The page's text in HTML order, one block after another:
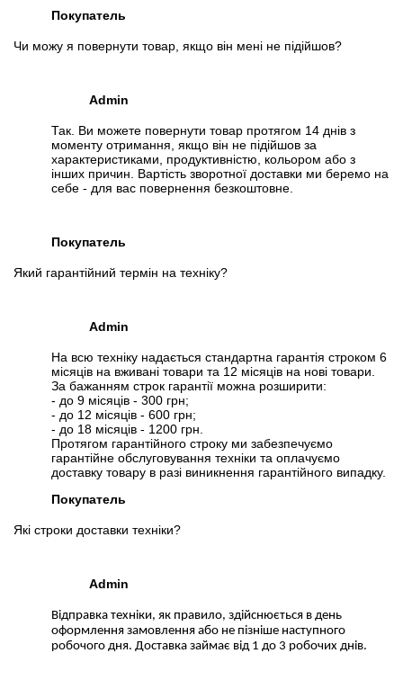
Покупатель
Чи можу я повернути товар, якщо він мені не підійшов?
Admin
Так. Ви можете повернути товар протягом 14 днів з
моменту отримання, якщо він не підійшов за
характеристиками, продуктивністю, кольором або з
інших причин. Вартість зворотної доставки ми беремо на
себе - для вас повернення безкоштовне.
Покупатель
Який гарантійний термін на техніку?
Admin
На всю техніку надається стандартна гарантія строком 6
місяців на вживані товари та 12 місяців на нові товари.
За бажанням строк гарантії можна розширити:
- до 9 місяців - 300 грн;
- до 12 місяців - 600 грн;
- до 18 місяців - 1200 грн.
Протягом гарантійного строку ми забезпечуємо
гарантійне обслуговування техніки та оплачуємо
доставку товару в разі виникнення гарантійного випадку.
Покупатель
Які строки доставки техніки?
Admin
Відправка техніки, як правило, здійснюється в день
оформлення замовлення або не пізніше наступного
робочого дня. Доставка займає від 1 до 3 робочих днів.